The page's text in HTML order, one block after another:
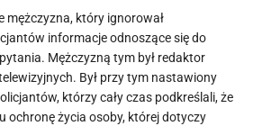
mężczyzna, który ignorował
informacje odnoszące się do
Mężczyzną tym był redaktor
Był przy tym nastawiony
którzy cały czas podkreślali, że
ochronę życia osoby, której dotyczy